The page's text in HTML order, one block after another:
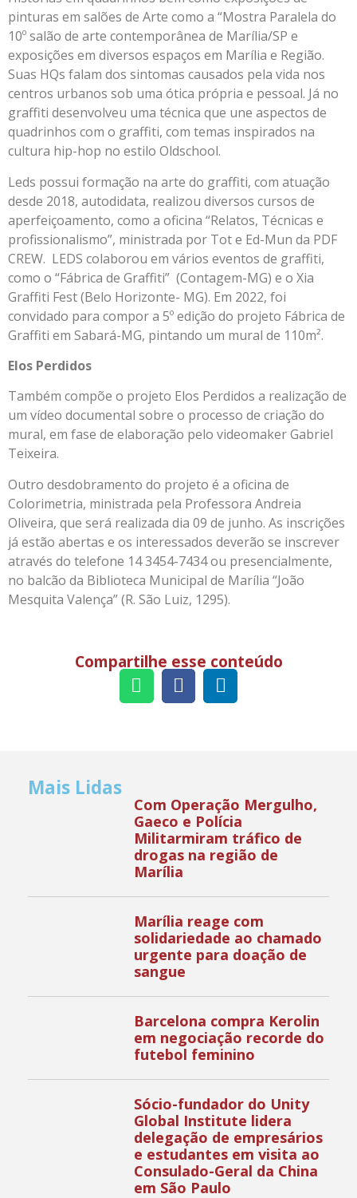
pinturas em salões de Arte como a “Mostra Paralela do
10º salão de arte contemporânea de Marília/SP e
exposições em diversos espaços em Marília e Região.
Suas HQs falam dos sintomas causados pela vida nos
centros urbanos sob uma ótica própria e pessoal. Já no
graffiti desenvolveu uma técnica que une aspectos de
quadrinhos com o graffiti, com temas inspirados na
cultura hip-hop no estilo Oldschool.
Leds possui formação na arte do graffiti, com atuação
desde 2018, autodidata, realizou diversos cursos de
aperfeiçoamento, como a oficina “Relatos, Técnicas e
profissionalismo”, ministrada por Tot e Ed-Mun da PDF
CREW. LEDS colaborou em vários eventos de graffiti,
como o “Fábrica de Graffiti” (Contagem-MG) e o Xia
Graffiti Fest (Belo Horizonte- MG). Em 2022, foi
convidado para compor a 5º edição do projeto Fábrica de
Graffiti em Sabará-MG, pintando um mural de 110m².
Elos Perdidos
Também compõe o projeto Elos Perdidos a realização de
um vídeo documental sobre o processo de criação do
mural, em fase de elaboração pelo videomaker Gabriel
Teixeira.
Outro desdobramento do projeto é a oficina de
Colorimetria, ministrada pela Professora Andreia
Oliveira, que será realizada dia 09 de junho. As inscrições
já estão abertas e os interessados deverão se inscrever
através do telefone 14 3454-7434 ou presencialmente,
no balcão da Biblioteca Municipal de Marília “João
Mesquita Valença” (R. São Luiz, 1295).
Compartilhe esse conteúdo
Mais Lidas
Com Operação Mergulho,
Gaeco e Polícia
Militarmiram tráfico de
drogas na região de
Marília
Marília reage com
solidariedade ao chamado
urgente para doação de
sangue
Barcelona compra Kerolin
em negociação recorde do
futebol feminino
Sócio-fundador do Unity
Global Institute lidera
delegação de empresários
e estudantes em visita ao
Consulado-Geral da China
em São Paulo